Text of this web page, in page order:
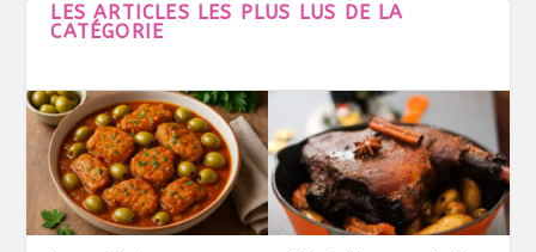
LES ARTICLES LES PLUS LUS DE LA
CATÉGORIE